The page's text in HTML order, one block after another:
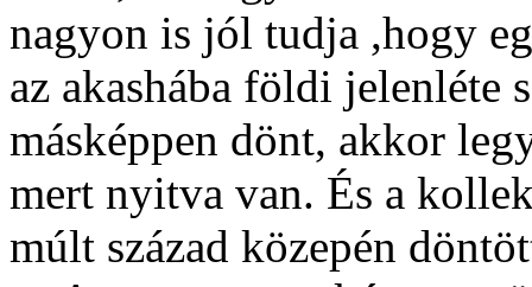
nagyon is jól tudja ,hogy
az akashába földi jelenléte
másképpen dönt, akkor
mert nyitva van. És a
múlt század közepén